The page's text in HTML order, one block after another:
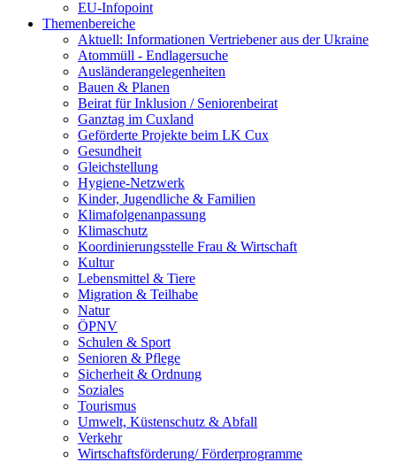
EU-Infopoint
Themenbereiche
Aktuell: Informationen Vertriebener aus der Ukraine
Atommüll - Endlagersuche
Ausländerangelegenheiten
Bauen & Planen
Beirat für Inklusion / Seniorenbeirat
Ganztag im Cuxland
Geförderte Projekte beim LK Cux
Gesundheit
Gleichstellung
Hygiene-Netzwerk
Kinder, Jugendliche & Familien
Klimafolgenanpassung
Klimaschutz
Koordinierungsstelle Frau & Wirtschaft
Kultur
Lebensmittel & Tiere
Migration & Teilhabe
Natur
ÖPNV
Schulen & Sport
Senioren & Pflege
Sicherheit & Ordnung
Soziales
Tourismus
Umwelt, Küstenschutz & Abfall
Verkehr
Wirtschaftsförderung/ Förderprogramme